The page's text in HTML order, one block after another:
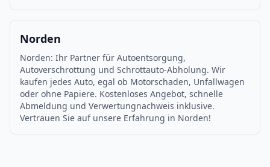
Norden
Norden: Ihr Partner für Autoentsorgung,
Autoverschrottung und Schrottauto-Abholung. Wir
kaufen jedes Auto, egal ob Motorschaden, Unfallwagen
oder ohne Papiere. Kostenloses Angebot, schnelle
Abmeldung und Verwertungnachweis inklusive.
Vertrauen Sie auf unsere Erfahrung in Norden!